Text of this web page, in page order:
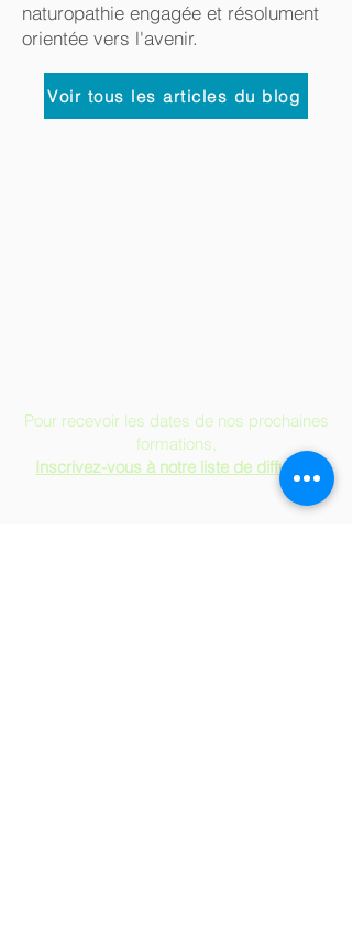
naturopathie engagée et résolument
orientée vers l'avenir.
Voir tous les articles du blog
Pour recevoir les dates de nos prochaines
formations,
Inscrivez-vous à notre liste de diffusion
Soirées & séances d'Information